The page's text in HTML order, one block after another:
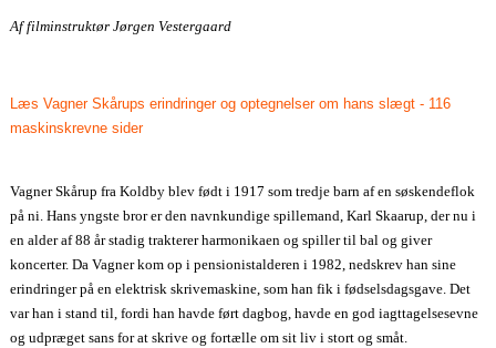
Af filminstruktør Jørgen Vestergaard
Læs Vagner Skårups erindringer og optegnelser om hans slægt - 116
maskinskrevne sider
Vagner Skårup fra Koldby blev født i 1917 som tredje barn af en søskendeflok
på ni. Hans yngste bror er den navnkundige spillemand, Karl Skaarup, der nu i
en alder af 88 år stadig trakterer harmonikaen og spiller til bal og giver
koncerter. Da Vagner kom op i pensionistalderen i 1982, nedskrev han sine
erindringer på en elektrisk skrivemaskine, som han fik i fødselsdagsgave. Det
var han i stand til, fordi han havde ført dagbog, havde en god iagttagelsesevne
og udpræget sans for at skrive og fortælle om sit liv i stort og småt.